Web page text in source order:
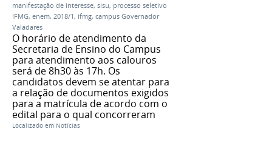
manifestação de interesse, sisu, processo seletivo
IFMG, enem, 2018/1, ifmg, campus Governador
Valadares
O horário de atendimento da
Secretaria de Ensino do Campus
para atendimento aos calouros
será de 8h30 às 17h. Os
candidatos devem se atentar para
a relação de documentos exigidos
para a matrícula de acordo com o
edital para o qual concorreram
Localizado em Notícias